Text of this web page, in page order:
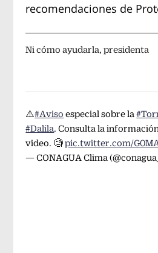
recomendaciones de
Ni cómo ayudarla, presidenta
⚠️#Aviso especial sobre la
#Dalila. Consulta la
video. 🧐pic.twitter.com/
— CONAGUA Clima